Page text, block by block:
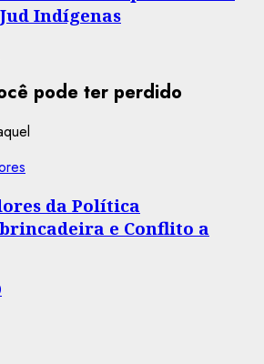
Indígenas
pode ter perdido
da Política
e Conflito a